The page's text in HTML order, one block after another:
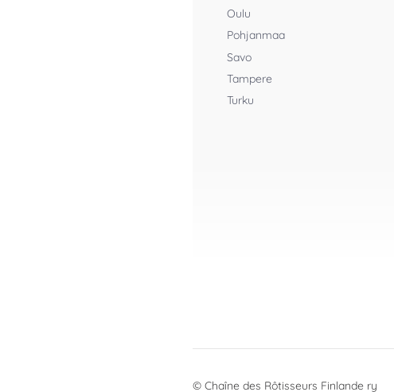
Oulu
Pohjanmaa
Savo
Tampere
Turku
© Chaîne des Rôtisseurs Finlande ry